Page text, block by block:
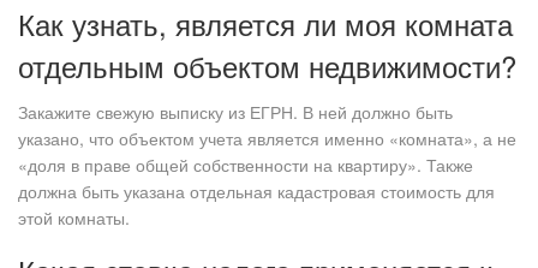
Как узнать, является ли моя комната
отдельным объектом недвижимости?
Закажите свежую выписку из ЕГРН. В ней должно быть
указано, что объектом учета является именно «комната», а не
«доля в праве общей собственности на квартиру». Также
должна быть указана отдельная кадастровая стоимость для
этой комнаты.